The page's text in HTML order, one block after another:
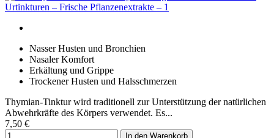
Nasser Husten und Bronchien
Nasaler Komfort
Erkältung und Grippe
Trockener Husten und Halsschmerzen
Thymian-Tinktur wird traditionell zur Unterstützung der natürlichen
Abwehrkräfte des Körpers verwendet. Es...
7,50 €
In den Warenkorb